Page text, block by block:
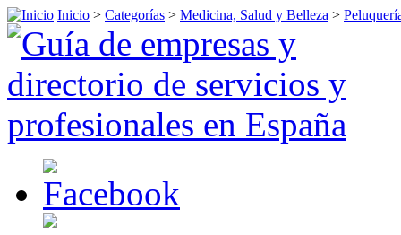
Inicio > Categorías > Medicina, Salud y Belleza >